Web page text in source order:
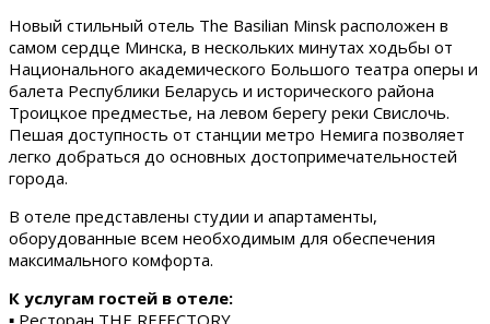
Новый стильный отель The Basilian Minsk расположен в
самом сердце Минска, в нескольких минутах ходьбы от
Национального академического Большого театра оперы и
балета Республики Беларусь и исторического района
Троицкое предместье, на левом берегу реки Свислочь.
Пешая доступность от станции метро Немига позволяет
легко добраться до основных достопримечательностей
города.
В отеле представлены студии и апартаменты,
оборудованные всем необходимым для обеспечения
максимального комфорта.
К услугам гостей в отеле: